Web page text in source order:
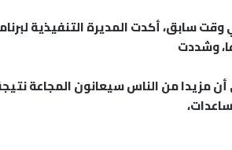
وقت سابق، أكدت المديرة التنفيذية
وشددت
أن مزيدا من الناس سيعانون المجاعة